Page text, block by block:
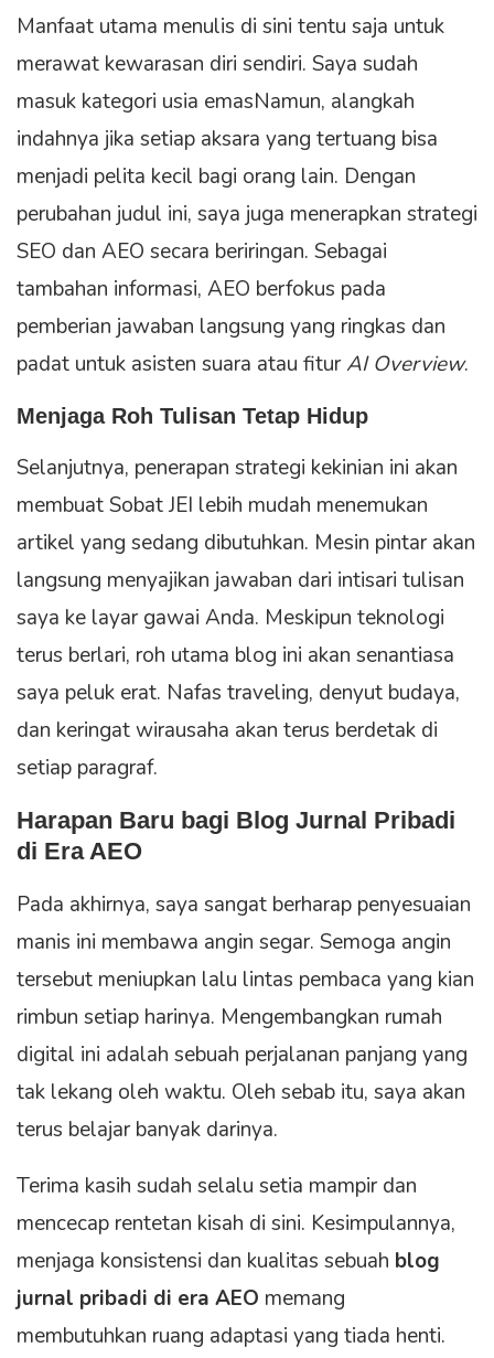
Manfaat utama menulis di sini tentu saja untuk
merawat kewarasan diri sendiri. Saya sudah
masuk kategori usia emasNamun, alangkah
indahnya jika setiap aksara yang tertuang bisa
menjadi pelita kecil bagi orang lain. Dengan
perubahan judul ini, saya juga menerapkan strategi
SEO dan AEO secara beriringan. Sebagai
tambahan informasi, AEO berfokus pada
pemberian jawaban langsung yang ringkas dan
padat untuk asisten suara atau fiturAI Overview.
Menjaga Roh Tulisan Tetap Hidup
Selanjutnya, penerapan strategi kekinian ini akan
membuat Sobat JEI lebih mudah menemukan
artikel yang sedang dibutuhkan. Mesin pintar akan
langsung menyajikan jawaban dari intisari tulisan
saya ke layar gawai Anda. Meskipun teknologi
terus berlari, roh utama blog ini akan senantiasa
saya peluk erat. Nafas traveling, denyut budaya,
dan keringat wirausaha akan terus berdetak di
setiap paragraf.
Harapan Baru bagi Blog Jurnal Pribadi
di Era AEO
Pada akhirnya, saya sangat berharap penyesuaian
manis ini membawa angin segar. Semoga angin
tersebut meniupkan lalu lintas pembaca yang kian
rimbun setiap harinya. Mengembangkan rumah
digital ini adalah sebuah perjalanan panjang yang
tak lekang oleh waktu. Oleh sebab itu, saya akan
terus belajar banyak darinya.
Terima kasih sudah selalu setia mampir dan
mencecap rentetan kisah di sini. Kesimpulannya,
menjaga konsistensi dan kualitas sebuah blog
jurnal pribadi di era AEO memang
membutuhkan ruang adaptasi yang tiada henti.